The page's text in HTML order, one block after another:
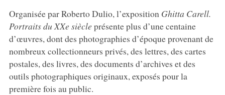
Organisée par Roberto Dulio, l’exposition Ghitta Carell.
Portraits du XXe siècleprésente plus d’une centaine
d’œuvres, dont des photographies d’époque provenant de
nombreux collectionneurs privés, des lettres, des cartes
postales, des livres, des documents d’archives et des
outils photographiques originaux, exposés pour la
première fois au public.